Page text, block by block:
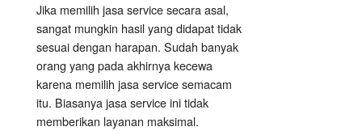
Jika memilih jasa service secara asal,
sangat mungkin hasil yang didapat tidak
sesuai dengan harapan. Sudah banyak
orang yang pada akhirnya kecewa
karena memilih jasa service semacam
itu. Biasanya jasa service ini tidak
memberikan layanan maksimal.